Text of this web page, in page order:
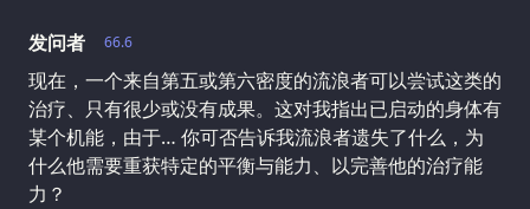
66.6
发问者
现在，一个来自第五或第六密度的流浪者可以尝试这类的
治疗、只有很少或没有成果。这对我指出已启动的身体有
某个机能，由于… 你可否告诉我流浪者遗失了什么，为
什么他需要重获特定的平衡与能力、以完善他的治疗能
力？